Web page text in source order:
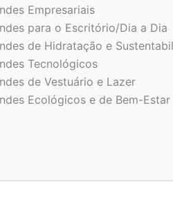
Empresariais
para o Escritório/Dia a Dia
de Hidratação e
Tecnológicos
de Vestuário e Lazer
Ecológicos e de Bem-Estar